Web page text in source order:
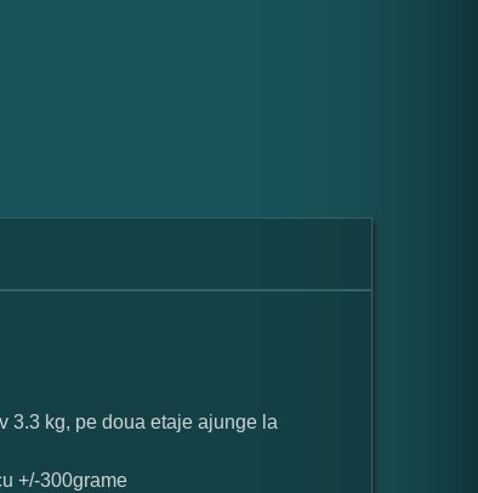
3.3 kg, pe doua etaje ajunge la
+/-300grame